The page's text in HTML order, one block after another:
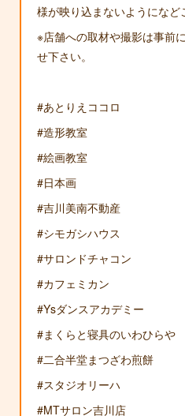
様が映り込まないようになど
※店舗への取材や撮影は事前
せ下さい。
#あとりえココロ
#造形教室
#絵画教室
#日本画
#吉川美南不動産
#シモガシハウス
#サロンドチャコン
#カフェミカン
#Ysダンスアカデミー
#まくらと寝具のいわひらや
#二合半堂まつざわ煎餅
#スタジオリーハ
#MTサロン吉川店